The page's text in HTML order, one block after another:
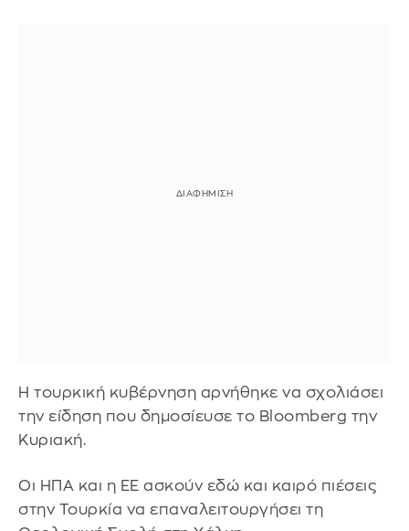
Η τουρκική κυβέρνηση αρνήθηκε να σχολιάσει
την είδηση που δημοσίευσε το Bloomberg την
Κυριακή.
Οι ΗΠΑ και η ΕΕ ασκούν εδώ και καιρό πιέσεις
στην Τουρκία να επαναλειτουργήσει τη